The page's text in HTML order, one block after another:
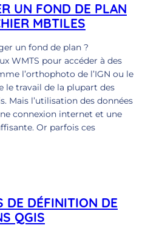
UN FOND DE PLAN
MBTILES
un fond de plan ?
WMTS pour accéder à des
l’orthophoto de l’IGN ou le
le travail de la plupart des
Mais l’utilisation des données
connexion internet et une
Or parfois ces
DE DÉFINITION DE
QGIS